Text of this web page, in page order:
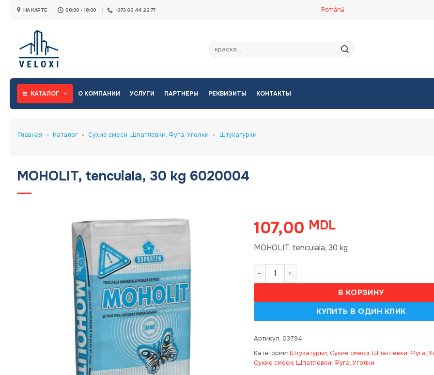
НА КАРТЕ 08:00 - 18:00 +373 60 44 22 77 Română
Искать:
КАТАЛОГ О КОМПАНИИ УСЛУГИ ПАРТНЕРЫ РЕКВИЗИТЫ КОНТАКТЫ
Главная » Каталог » Сухие смеси, Шпатлевки, Фуга, Уголки » Штукатурки
MOHOLIT, tencuiala, 30 kg 6020004
107,00 MDL
MOHOLIT, tencuiala, 30 kg
Количество товара MOHOLIT, tencuiala, 30 kg
В КОРЗИНУ
Артикул: 03794
Категории: Штукатурки, Сухие смеси, Шпатлевки, Фуга,
Сухие смеси, Шпатлевки, Фуга, Уголки